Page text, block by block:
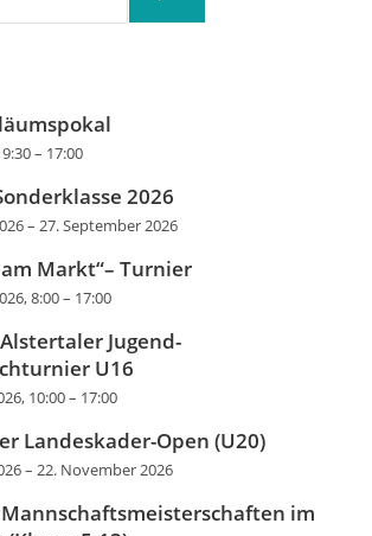
– 17:00
2026
–27. September 2026
am Markt“– Turnier
8:00– 17:00
Jugend-
U16
10:00– 17:00
Landeskader-Open (U20)
–22. November 2026
im